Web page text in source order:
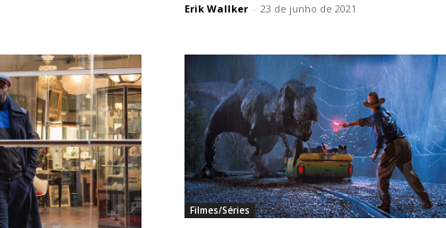
Erik Wallker - 23 de junho de 2021
Filmes/Séries